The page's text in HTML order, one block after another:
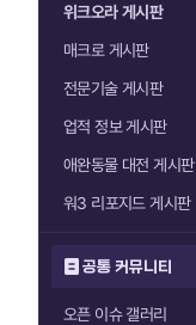
위크오라 게시판
매크로 게시판
전문기술 게시판
업적 정보 게시판
애완동물 대전 게시판
워3 리포지드 게시판
공통 커뮤니티
오픈 이슈 갤러리